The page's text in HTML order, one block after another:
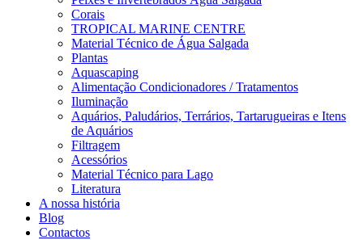
Corais
TROPICAL MARINE CENTRE
Material Técnico de Água Salgada
Plantas
Aquascaping
Alimentação Condicionadores / Tratamentos
Iluminação
Aquários, Paludários, Terrários, Tartarugueiras e Itens
de Aquários
Filtragem
Acessórios
Material Técnico para Lago
Literatura
A nossa história
Blog
Contactos